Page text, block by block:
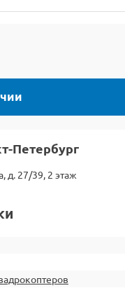
Петербург
д. 27/39, 2 этаж